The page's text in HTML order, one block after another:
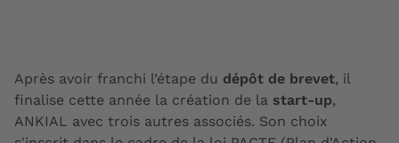
Après avoir franchi l’étape du dépôt de brevet, il
finalise cette année la création de la start-up,
ANKIAL avec trois autres associés. Son choix